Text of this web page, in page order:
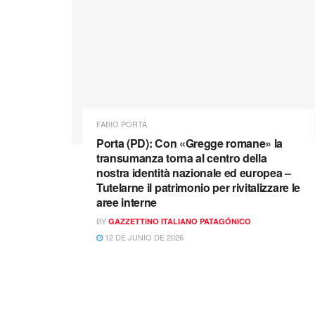
FABIO PORTA
Porta (PD): Con «Gregge romane» la
transumanza torna al centro della
nostra identità nazionale ed europea –
Tutelarne il patrimonio per rivitalizzare le
aree interne
BY GAZZETTINO ITALIANO PATAGÓNICO
12 DE JUNIO DE 2026